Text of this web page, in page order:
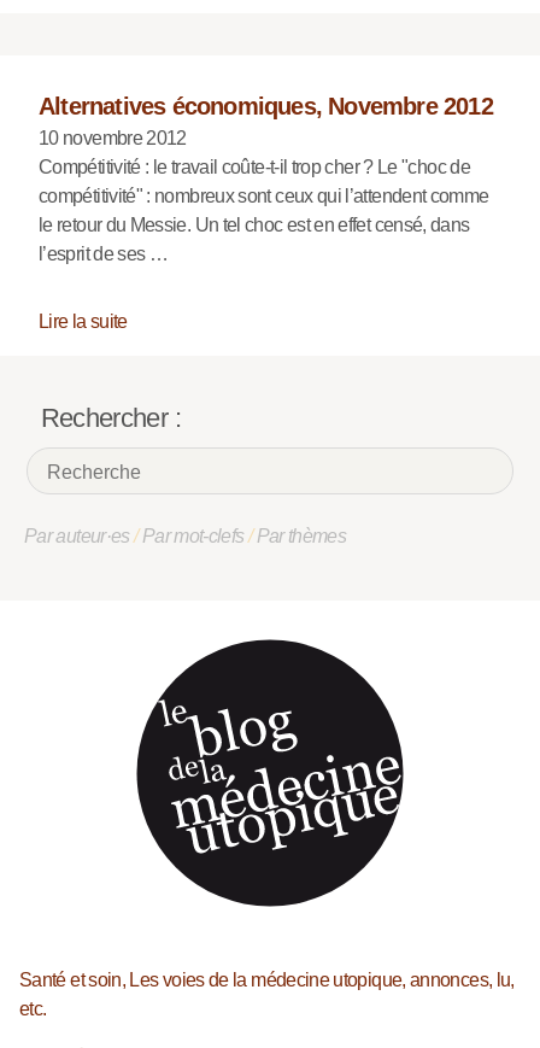
Alternatives économiques, Novembre 2012
10 novembre 2012
Compétitivité : le travail coûte-t-il trop cher ? Le "choc de
compétitivité" : nombreux sont ceux qui l’attendent comme
le retour du Messie. Un tel choc est en effet censé, dans
l’esprit de ses …
Lire la suite
Rechercher :
Par auteur·es/Par mot-clefs/Par thèmes
Santé et soin, Les voies de la médecine utopique, annonces, lu,
etc.